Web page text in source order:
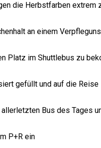
die Herbstfarben extrem
an einem
Platz im Shuttlebus zu
gefüllt und auf die
Bus des Tages
P+R ein